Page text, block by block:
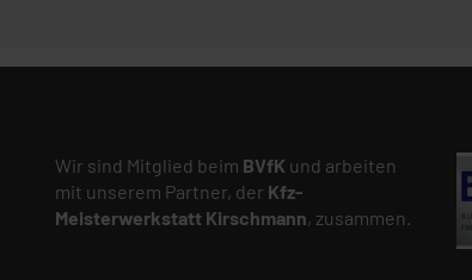
Wir sind Mitglied beim BVfK und arbeiten
mit unserem Partner, der Kfz-
Meisterwerkstatt Kirschmann, zusammen.